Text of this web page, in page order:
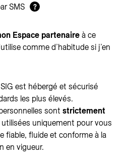
SMS
?
Espace partenaire à ce
comme d’habitude si j’en
est hébergé et sécurisé
les plus élevés.
sont strictement
utilisées uniquement pour vous
fiable, fluide et conforme à la
en vigueur.